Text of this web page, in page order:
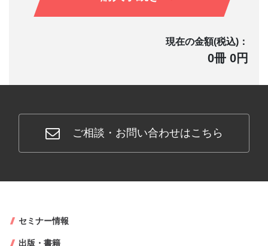
現在の金額(税込)：
0冊 0円
ご相談・お問い合わせはこちら
セミナー情報
出版・書籍